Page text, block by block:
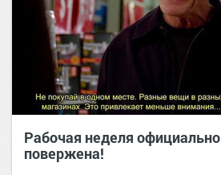
Рабочая неделя официально
повержена!